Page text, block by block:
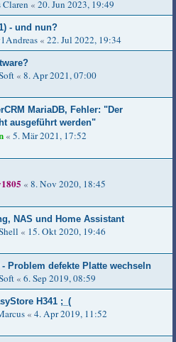
Claren « 20. Jun 2023, 19:49
- und nun?
« 22. Jul 2022, 19:34
« 8. Apr 2021, 07:00
MariaDB, Fehler: "Der
ausgeführt werden"
« 5. Mär 2021, 17:52
« 8. Nov 2020, 18:45
NAS und Home Assistant
« 15. Okt 2020, 19:46
- Problem defekte Platte wechseln
« 6. Sep 2019, 08:59
H341 ;_(
« 4. Apr 2019, 11:52